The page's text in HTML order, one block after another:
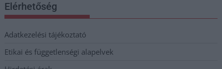
Elérhetőség
Adatkezelési tájékoztató
Etikai és függetlenségi alapelvek